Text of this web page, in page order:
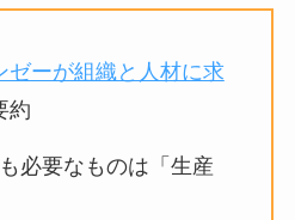
ーが組織と人材に求
約
必要なものは「生産